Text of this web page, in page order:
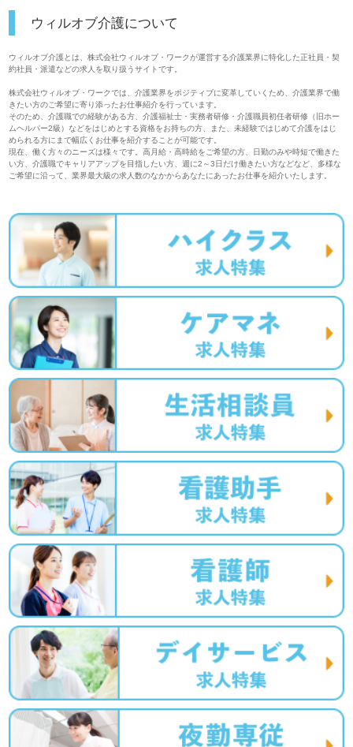
ウィルオブ介護について
ウィルオブ介護とは、株式会社ウィルオブ・ワークが運営する介護業界に特化した正社員・契
約社員・派遣などの求人を取り扱うサイトです。
株式会社ウィルオブ・ワークでは、介護業界をポジティブに変革していくため、介護業界で働
きたい方のご希望に寄り添ったお仕事紹介を行っています。
そのため、介護職での経験がある方、介護福祉士・実務者研修・介護職員初任者研修（旧ホー
ムヘルパー2級）などをはじめとする資格をお持ちの方、また、未経験ではじめて介護をはじ
められる方にまで幅広くお仕事を紹介することが可能です。
現在、働く方々のニーズは様々です。高月給・高時給をご希望の方、日勤のみや時短で働きた
い方、介護職でキャリアアップを目指したい方、週に2～3日だけ働きたい方などなど、多様な
ご希望に沿って、業界最大級の求人数のなかからあなたにあったお仕事を紹介いたします。